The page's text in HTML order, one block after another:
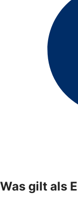
Was gilt als